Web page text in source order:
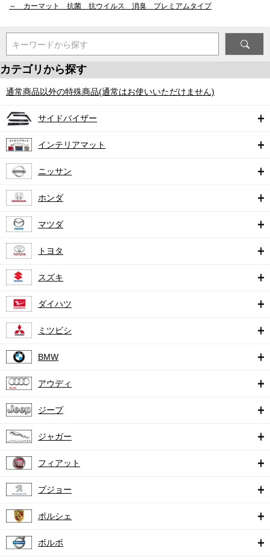
～ カーマット 抗菌 抗ウイルス 消臭 プレミアムタイプ
キーワードから探す
カテゴリから探す
通常商品以外の特殊商品(通常はお使いいただけません)
サイドバイザー
インテリアマット
ニッサン
ホンダ
マツダ
トヨタ
スズキ
ダイハツ
ミツビシ
BMW
アウディ
ジープ
ジャガー
フィアット
プジョー
ポルシェ
ボルボ